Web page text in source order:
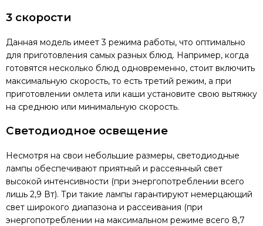
3 скорости
Данная модель имеет 3 режима работы, что оптимально
для приготовления самых разных блюд. Например, когда
готовятся несколько блюд одновременно, стоит включить
максимальную скорость, то есть третий режим, а при
приготовлении омлета или каши установите свою вытяжку
на среднюю или минимальную скорость.
Светодиодное освещение
Несмотря на свои небольшие размеры, светодиодные
лампы обеспечивают приятный и рассеянный свет
высокой интенсивности (при энергопотреблении всего
лишь 2,9 Вт). Три такие лампы гарантируют немерцающий
свет широкого диапазона и рассеивания (при
энергопотреблении на максимальном режиме всего 8,7